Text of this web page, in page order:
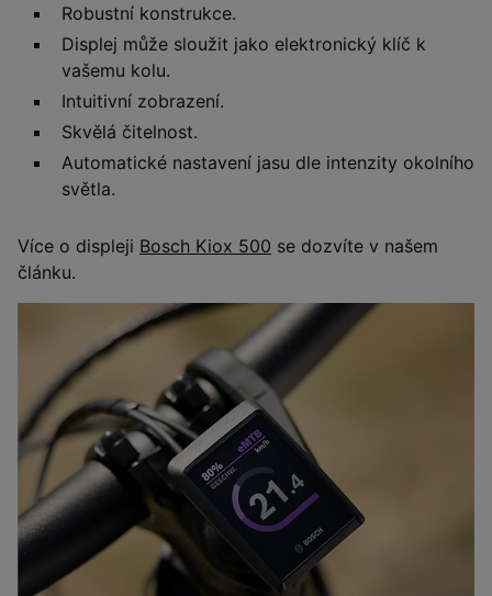
Robustní konstrukce.
Displej může sloužit jako elektronický klíč k
vašemu kolu.
Intuitivní zobrazení.
Skvělá čitelnost.
Automatické nastavení jasu dle intenzity okolního
světla.
Více o displeji Bosch Kiox 500 se dozvíte v našem
článku.